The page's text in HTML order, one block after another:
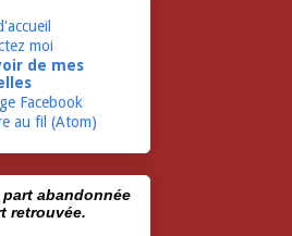
moi
de mes
Facebook
au fil (Atom)
part abandonnée
retrouvée.